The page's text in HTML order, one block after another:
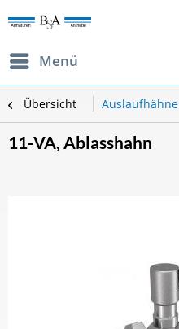
Menü
Übersicht Auslaufhähne
11-VA, Ablasshahn